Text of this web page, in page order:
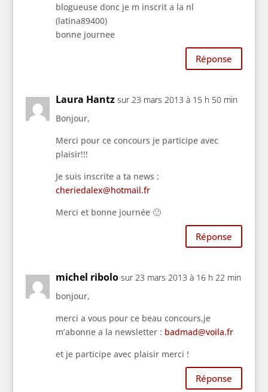
blogueuse donc je m inscrit a la nl
(latina89400)
bonne journee
Réponse
Laura Hantz sur 23 mars 2013 à 15 h 50 min
Bonjour,
Merci pour ce concours je participe avec
plaisir!!!
Je suis inscrite a ta news :
cheriedalex@hotmail.fr
Merci et bonne journée 🙂
Réponse
michel ribolo sur 23 mars 2013 à 16 h 22 min
bonjour,
merci a vous pour ce beau concours,je
m’abonne a la newsletter : badmad@voila.fr
et je participe avec plaisir merci !
Réponse